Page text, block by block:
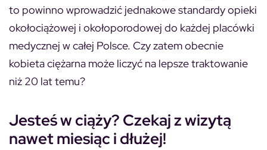
to powinno wprowadzić jednakowe standardy opieki
okołociążowej i okołoporodowej do każdej placówki
medycznej w całej Polsce. Czy zatem obecnie
kobieta ciężarna może liczyć na lepsze traktowanie
niż 20 lat temu?
Jesteś w ciąży? Czekaj z wizytą
nawet miesiąc i dłużej!